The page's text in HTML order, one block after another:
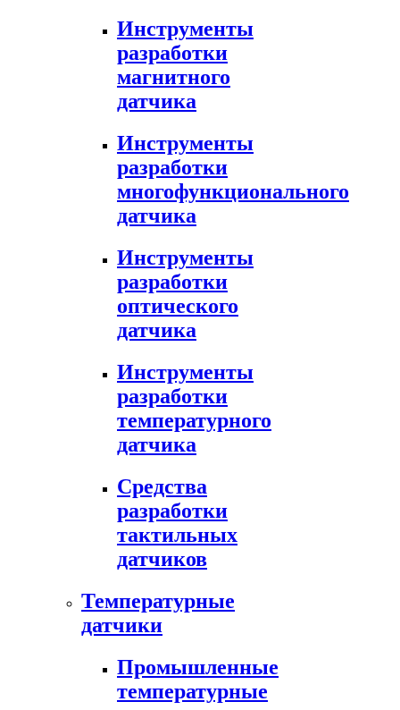
Инструменты
разработки
магнитного
датчика
Инструменты
разработки
многофункционального
датчика
Инструменты
разработки
оптического
датчика
Инструменты
разработки
температурного
датчика
Средства
разработки
тактильных
датчиков
Температурные
датчики
Промышленные
температурные